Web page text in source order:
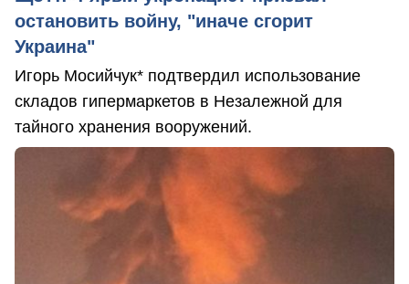
остановить войну, "иначе сгорит
Украина"
Игорь Мосийчук* подтвердил использование
складов гипермаркетов в Незалежной для
тайного хранения вооружений.